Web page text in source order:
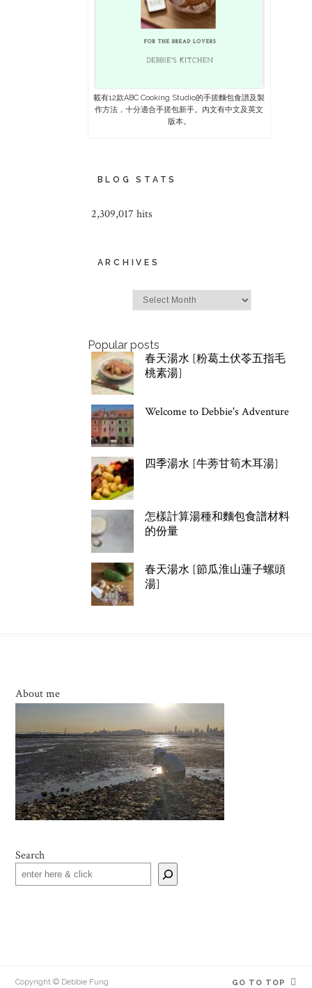
載有12款ABC Cooking Studio的手搓麵包食譜及製
作方法，十分適合手搓包新手。內文有中文及英文
版本。
BLOG STATS
2,309,017 hits
ARCHIVES
Popular posts
春天湯水 [粉葛土伏苓五指毛
桃素湯]
Welcome to Debbie's Adventure
四季湯水 [牛蒡甘筍木耳湯]
怎樣計算湯種和麵包食譜材料
的份量
春天湯水 [節瓜淮山蓮子螺頭
湯]
About me
Search
Copyright © Debbie Fung GO TO TOP